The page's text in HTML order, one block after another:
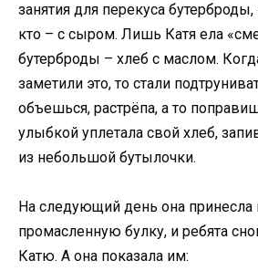
занятия для перекуса
кто – с сыром. Лишь Катя ела
бутерброды – хлеб с маслом.
заметили это, то стали
объешься, растрёпа, а то
улыбкой уплетала свой хлеб,
из небольшой бутылочки.
На следующий день она
промасленную булку, и ребята
Катю. А она показала им: